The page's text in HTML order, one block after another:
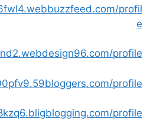
profil
e
profile
profile
profile